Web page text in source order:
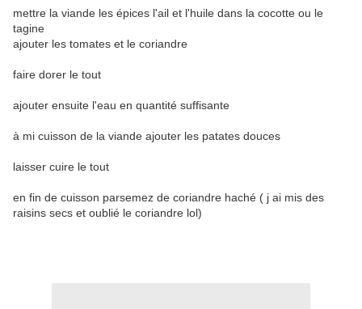
mettre la viande les épices l'ail et l'huile dans la cocotte ou le
tagine
ajouter les tomates et le coriandre
faire dorer le tout
ajouter ensuite l'eau en quantité suffisante
à mi cuisson de la viande ajouter les patates douces
laisser cuire le tout
en fin de cuisson parsemez de coriandre haché ( j ai mis des
raisins secs et oublié le coriandre lol)